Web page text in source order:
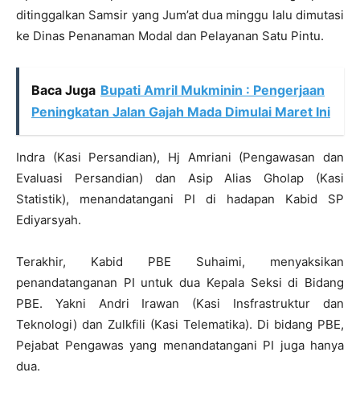
ditinggalkan Samsir yang Jum’at dua minggu lalu dimutasi
ke Dinas Penanaman Modal dan Pelayanan Satu Pintu.
Baca Juga Bupati Amril Mukminin : Pengerjaan
Peningkatan Jalan Gajah Mada Dimulai Maret Ini
Indra (Kasi Persandian), Hj Amriani (Pengawasan dan
Evaluasi Persandian) dan Asip Alias Gholap (Kasi
Statistik), menandatangani PI di hadapan Kabid SP
Ediyarsyah.
Terakhir, Kabid PBE Suhaimi, menyaksikan
penandatanganan PI untuk dua Kepala Seksi di Bidang
PBE. Yakni Andri Irawan (Kasi Insfrastruktur dan
Teknologi) dan Zulkfili (Kasi Telematika). Di bidang PBE,
Pejabat Pengawas yang menandatangani PI juga hanya
dua.